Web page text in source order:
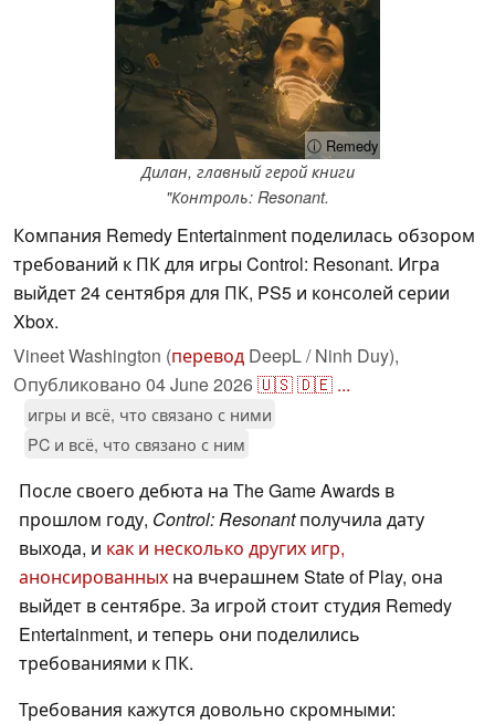
ⓘ Remedy
Дилан, главный герой книги
"Контроль: Resonant.
Компания Remedy Entertainment поделилась обзором
требований к ПК для игры Control: Resonant. Игра
выйдет 24 сентября для ПК, PS5 и консолей серии
Xbox.
Vineet Washington (перевод DeepL / Ninh Duy),
Опубликовано 04 June 2026🇺🇸🇩🇪 ...
игры и всё, что связано с ними
PC и всё, что связано с ним
После своего дебюта на The Game Awards в
прошлом году, Control: Resonantполучила дату
выхода, и как и несколько других игр,
анонсированных на вчерашнем State of Play, она
выйдет в сентябре. За игрой стоит студия Remedy
Entertainment, и теперь они поделились
требованиями к ПК.
Требования кажутся довольно скромными: